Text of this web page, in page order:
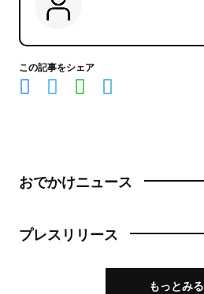
この記事をシェア
おでかけニュース
プレスリリース
もっとみる